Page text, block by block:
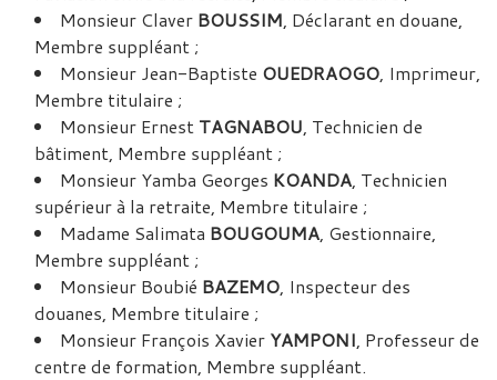
Monsieur Claver BOUSSIM, Déclarant en douane,
Membre suppléant ;
Monsieur Jean-Baptiste OUEDRAOGO, Imprimeur,
Membre titulaire ;
Monsieur Ernest TAGNABOU, Technicien de
bâtiment, Membre suppléant ;
Monsieur Yamba Georges KOANDA, Technicien
supérieur à la retraite, Membre titulaire ;
Madame Salimata BOUGOUMA, Gestionnaire,
Membre suppléant ;
Monsieur Boubié BAZEMO, Inspecteur des
douanes, Membre titulaire ;
Monsieur François Xavier YAMPONI, Professeur de
centre de formation, Membre suppléant.